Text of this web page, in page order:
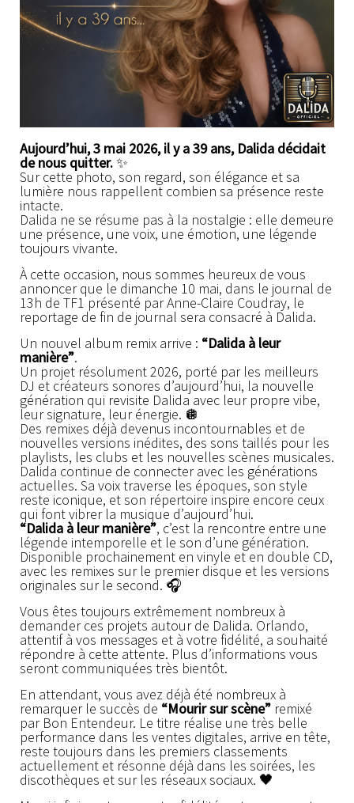
Aujourd’hui, 3 mai 2026, il y a 39 ans, Dalida décidait
de nous quitter.✨
Sur cette photo, son regard, son élégance et sa
lumière nous rappellent combien sa présence reste
intacte.
Dalida ne se résume pas à la nostalgie : elle demeure
une présence, une voix, une émotion, une légende
toujours vivante.
À cette occasion, nous sommes heureux de vous
annoncer que le dimanche 10 mai, dans le journal de
13h de TF1 présenté par Anne-Claire Coudray, le
reportage de fin de journal sera consacré à Dalida.
Un nouvel album remix arrive : “Dalida à leur
manière”.
Un projet résolument 2026, porté par les meilleurs
DJ et créateurs sonores d’aujourd’hui, la nouvelle
génération qui revisite Dalida avec leur propre vibe,
leur signature, leur énergie. 🪩
Des remixes déjà devenus incontournables et de
nouvelles versions inédites, des sons taillés pour les
playlists, les clubs et les nouvelles scènes musicales.
Dalida continue de connecter avec les générations
actuelles. Sa voix traverse les époques, son style
reste iconique, et son répertoire inspire encore ceux
qui font vibrer la musique d’aujourd’hui.
“Dalida à leur manière”, c’est la rencontre entre une
légende intemporelle et le son d’une génération.
Disponible prochainement en vinyle et en double CD,
avec les remixes sur le premier disque et les versions
originales sur le second. 🎧
Vous êtes toujours extrêmement nombreux à
demander ces projets autour de Dalida. Orlando,
attentif à vos messages et à votre fidélité, a souhaité
répondre à cette attente. Plus d’informations vous
seront communiquées très bientôt.
En attendant, vous avez déjà été nombreux à
remarquer le succès de “Mourir sur scène” remixé
par Bon Entendeur. Le titre réalise une très belle
performance dans les ventes digitales, arrive en tête,
reste toujours dans les premiers classements
actuellement et résonne déjà dans les soirées, les
discothèques et sur les réseaux sociaux. 🖤